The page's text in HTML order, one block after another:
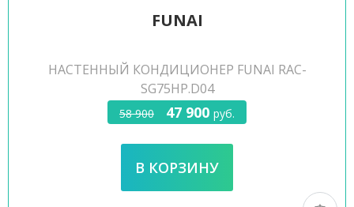
FUNAI
НАСТЕННЫЙ КОНДИЦИОНЕР FUNAI RAC-
SG75HP.D04
58 900 47 900 руб.